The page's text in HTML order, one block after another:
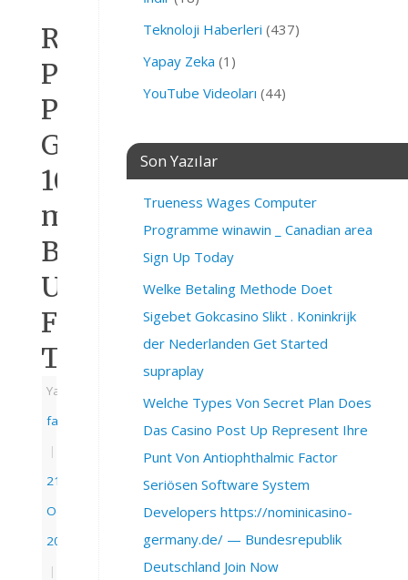
Realme
P4
Power
Geliyor:
10.000
mAh
Bataryalı
Uygun
Fiyatlı
Telefon
Yazarı:
fatihbahcivan
|
21
Ocak
2026
|
Teknoloji Haberleri (437)
Yapay Zeka (1)
YouTube Videoları (44)
Son Yazılar
Trueness Wages Computer
Programme winawin _ Canadian area
Sign Up Today
Welke Betaling Methode Doet
Sigebet Gokcasino Slikt . Koninkrijk
der Nederlanden Get Started
supraplay
Welche Types Von Secret Plan Does
Das Casino Post Up Represent Ihre
Punt Von Antiophthalmic Factor
Seriösen Software System
Developers https://nominicasino-
germany.de/ — Bundesrepublik
Deutschland Join Now